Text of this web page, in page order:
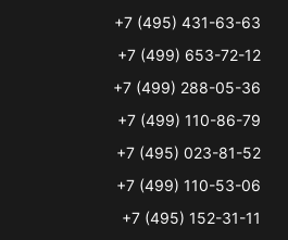
+7 (495) 431-63-63
+7 (499) 653-72-12
+7 (499) 288-05-36
+7 (499) 110-86-79
+7 (495) 023-81-52
+7 (499) 110-53-06
+7 (495) 152-31-11